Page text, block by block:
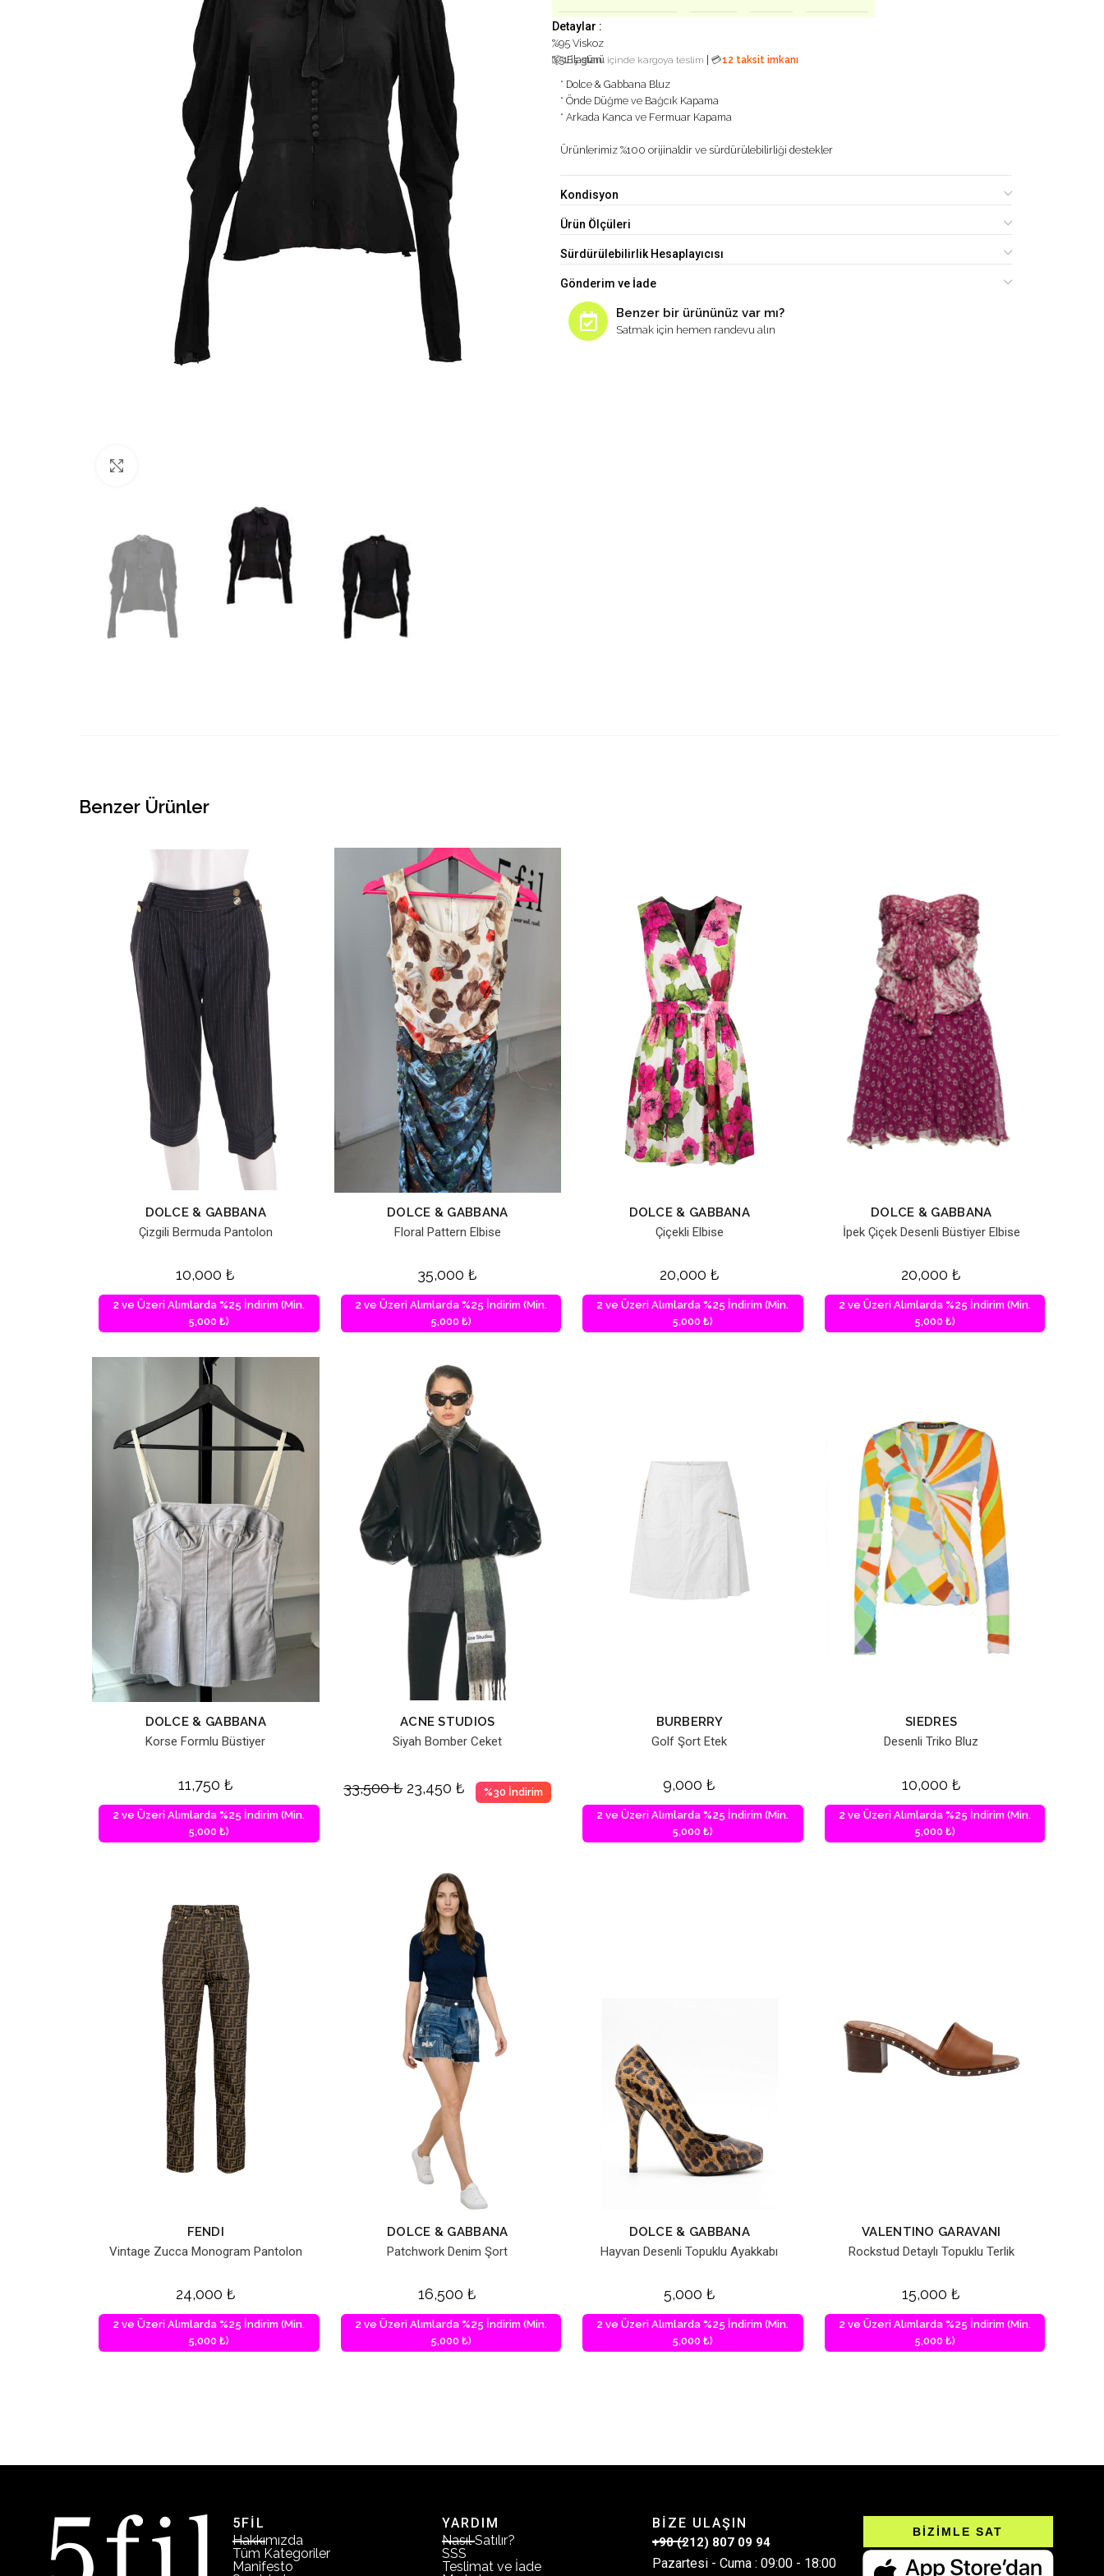
Detaylar :
%95 Viskoz
%5 Elastan
📦1 iş günü içinde kargoya teslim 💳12 taksit imkanı
* Dolce & Gabbana Bluz
* Önde Düğme ve Bağcık Kapama
* Arkada Kanca ve Fermuar Kapama
Ürünlerimiz %100 orijinaldir ve sürdürülebilirliği destekler
Kondisyon
Ürün Ölçüleri
Sürdürülebilirlik Hesaplayıcısı
Gönderim ve İade
Benzer bir ürününüz var mı?
Satmak için hemen randevu alın
Benzer Ürünler
DOLCE & GABBANA
Çizgili Bermuda Pantolon
10,000₺
2 ve Üzeri Alımlarda %25 İndirim (Min.
5,000 ₺)
DOLCE & GABBANA
Floral Pattern Elbise
35,000₺
2 ve Üzeri Alımlarda %25 İndirim (Min.
5,000 ₺)
DOLCE & GABBANA
Çiçekli Elbise
20,000 ₺
2 ve Üzeri Alımlarda %25 İndirim (Min.
5,000 ₺)
DOLCE & GABBANA
İpek Çiçek Desenli Büstiyer Elbise
20,000₺
2 ve Üzeri Alımlarda %25 İndirim (Min.
5,000 ₺)
DOLCE & GABBANA
Korse Formlu Büstiyer
11,750 ₺
2 ve Üzeri Alımlarda %25 İndirim (Min.
5,000 ₺)
ACNE STUDIOS
Siyah Bomber Ceket
33,500₺ 23,450₺ %30 İndirim
BURBERRY
Golf Şort Etek
9,000₺
2 ve Üzeri Alımlarda %25 İndirim (Min.
5,000 ₺)
SIEDRES
Desenli Triko Bluz
10,000 ₺
2 ve Üzeri Alımlarda %25 İndirim (Min.
5,000 ₺)
FENDI
Vintage Zucca Monogram Pantolon
24,000 ₺
2 ve Üzeri Alımlarda %25 İndirim (Min.
5,000 ₺)
DOLCE & GABBANA
Patchwork Denim Şort
16,500₺
2 ve Üzeri Alımlarda %25 İndirim (Min.
5,000 ₺)
DOLCE & GABBANA
Hayvan Desenli Topuklu Ayakkabı
5,000 ₺
2 ve Üzeri Alımlarda %25 İndirim (Min.
5,000 ₺)
VALENTINO GARAVANI
Rockstud Detaylı Topuklu Terlik
15,000₺
2 ve Üzeri Alımlarda %25 İndirim (Min.
5,000 ₺)
5FİL
Hakkımızda
Tüm Kategoriler
Manifesto
YARDIM
Nasıl Satılır?
SSS
Teslimat ve İade
BİZE ULAŞIN
+90 (212) 807 09 94
Pazartesi - Cuma : 09:00 - 18:00
BİZİMLE SAT